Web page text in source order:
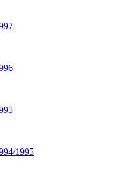
1995